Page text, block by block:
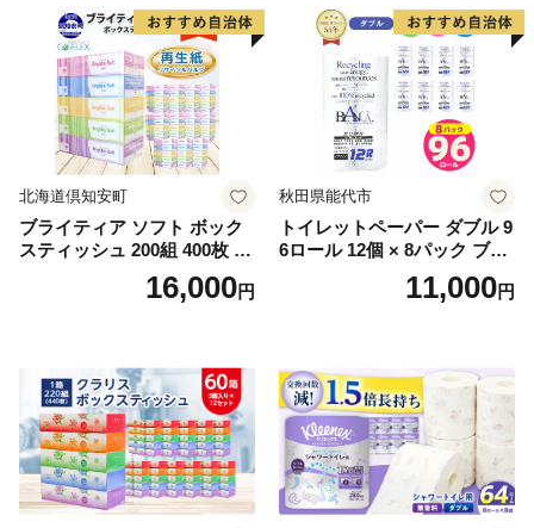
北海道倶知安町
ブライティア ソフト ボック
スティッシュ 200組 400枚 60
箱 日本製 まとめ買い ティッ
シュ リサイクル 長持 防災 常
倶知安町 日用品
16,000円
秋田県能代市
トイレットペーパー ダブル 9
6ロール 12個 × 8パック ブラ
ンカ 再生紙 100％ 芯あり 日
用品 消耗品 無香料 生活用品
11,000円